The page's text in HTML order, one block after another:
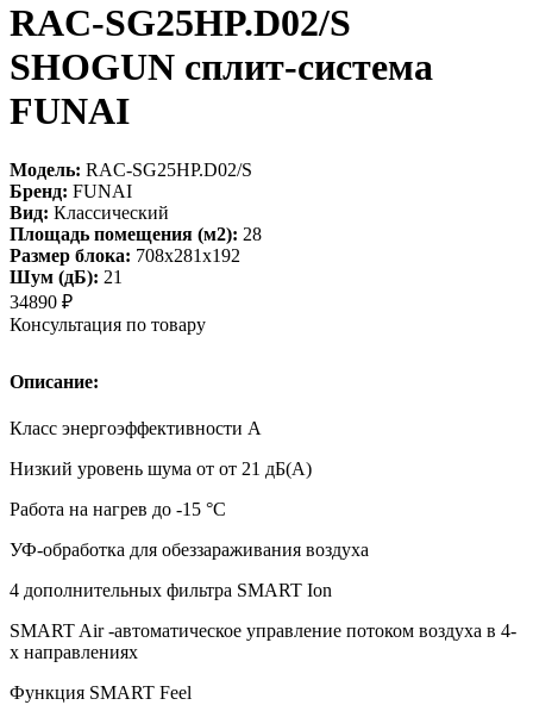
RAC-SG25HP.D02/S
SHOGUN сплит-система
FUNAI
Модель: RAC-SG25HP.D02/S
Бренд: FUNAI
Вид: Классический
Площадь помещения (м2): 28
Размер блока: 708х281х192
Шум (дБ): 21
34890 ₽
Консультация по товару
Описание:
Класс энергоэффективности A
Низкий уровень шума от от 21 дБ(А)
Работа на нагрев до -15 °С
УФ-обработка для обеззараживания воздуха
4 дополнительных фильтра SMART Ion
SMART Air -автоматическое управление потоком воздуха в 4-
х направлениях
Функция SMART Feel